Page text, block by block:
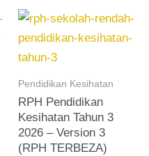
Pendidikan Kesihatan
RPH Pendidikan
Kesihatan Tahun 3
2026 – Version 3
(RPH TERBEZA)